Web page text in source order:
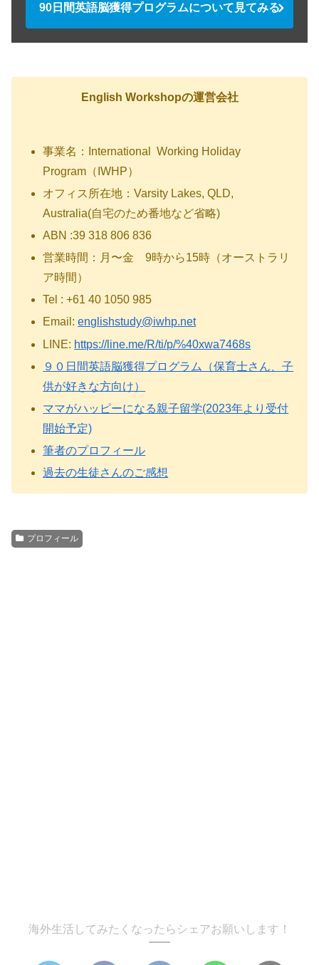
90日間英語脳獲得プログラムについて見てみる
English Workshopの運営会社
事業名：International Working Holiday
Program（IWHP）
オフィス所在地：Varsity Lakes, QLD,
Australia(自宅のため番地など省略)
ABN :39 318 806 836
営業時間：月〜金 9時から15時（オーストラリ
ア時間）
Tel : +61 40 1050 985
Email:englishstudy@iwhp.net
LINE: https://line.me/R/ti/p/%40xwa7468s
９０日間英語脳獲得プログラム（保育士さん、子
供が好きな方向け）
ママがハッピーになる親子留学(2023年より受付
開始予定)
筆者のプロフィール
過去の生徒さんのご感想
プロフィール
海外生活してみたくなったらシェアお願いします！